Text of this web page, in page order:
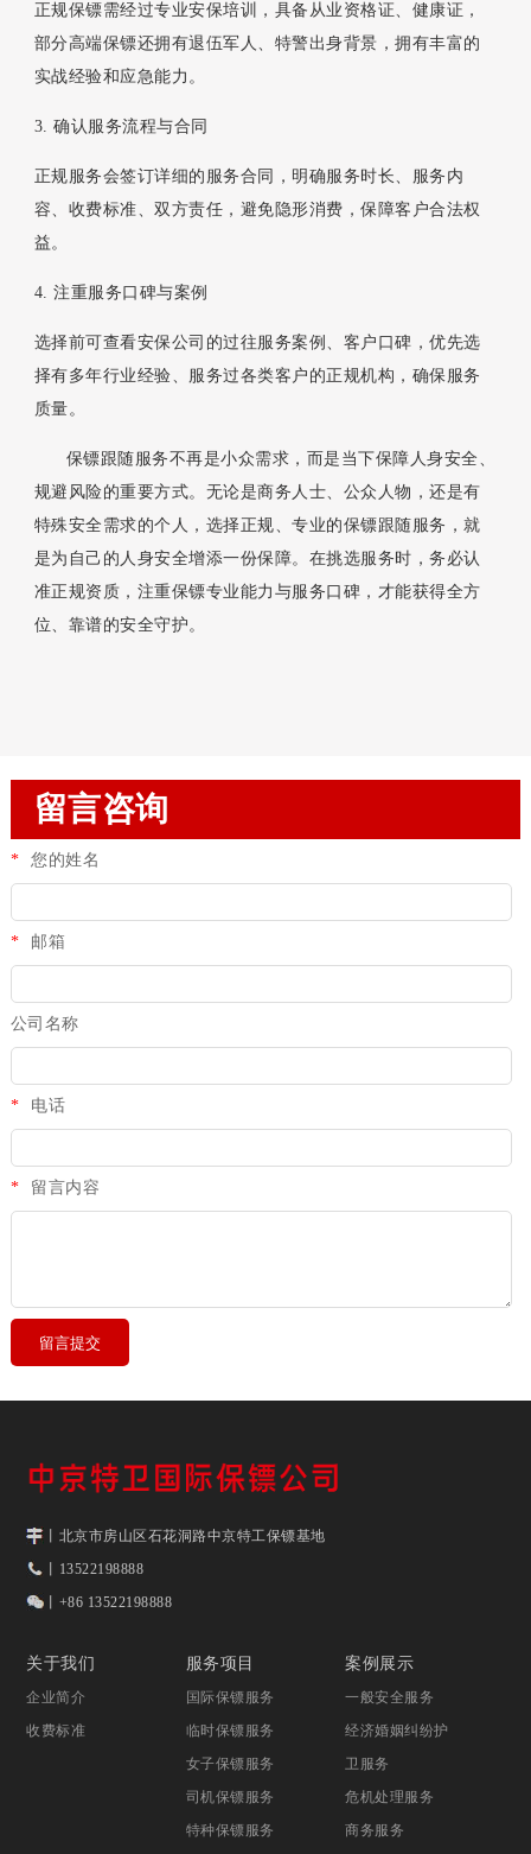
正规保镖需经过专业安保培训，具备从业资格证、健康证，
部分高端保镖还拥有退伍军人、特警出身背景，拥有丰富的
实战经验和应急能力。
3. 确认服务流程与合同
正规服务会签订详细的服务合同，明确服务时长、服务内
容、收费标准、双方责任，避免隐形消费，保障客户合法权
益。
4. 注重服务口碑与案例
选择前可查看安保公司的过往服务案例、客户口碑，优先选
择有多年行业经验、服务过各类客户的正规机构，确保服务
质量。
保镖跟随服务不再是小众需求，而是当下保障人身安全、
规避风险的重要方式。无论是商务人士、公众人物，还是有
特殊安全需求的个人，选择正规、专业的保镖跟随服务，就
是为自己的人身安全增添一份保障。在挑选服务时，务必认
准正规资质，注重保镖专业能力与服务口碑，才能获得全方
位、靠谱的安全守护。
留言咨询
* 您的姓名
* 邮箱
公司名称
* 电话
* 留言内容
丨北京市房山区石花洞路中京特工保镖基地
丨13522198888
丨+86 13522198888
关于我们
企业简介
收费标准
服务项目
国际保镖服务
临时保镖服务
女子保镖服务
司机保镖服务
特种保镖服务
案例展示
一般安全服务
经济婚姻纠纷护
卫服务
危机处理服务
商务服务